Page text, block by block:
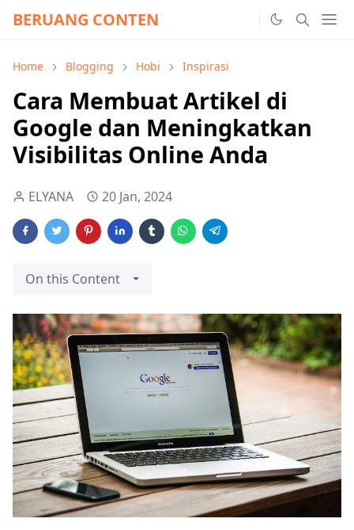
BERUANG CONTEN
Home Blogging Hobi Inspirasi
Cara Membuat Artikel di
Google dan Meningkatkan
Visibilitas Online Anda
ELYANA 20 Jan, 2024
On this Content